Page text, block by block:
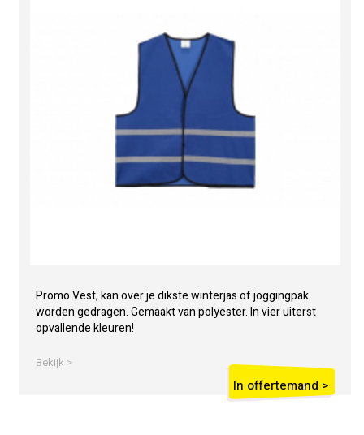
Promo Vest, kan over je dikste winterjas of joggingpak
worden gedragen. Gemaakt van polyester. In vier uiterst
opvallende kleuren!
Bekijk >
In offertemand >